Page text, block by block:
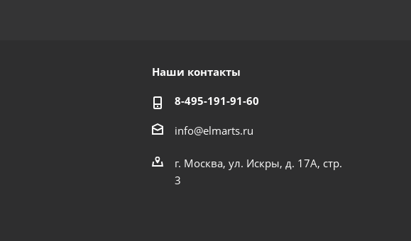
Наши контакты
8-495-191-91-60
info@elmarts.ru
г. Москва, ул. Искры, д. 17А, стр.
3